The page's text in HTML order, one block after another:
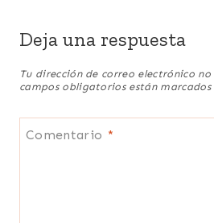
Deja una respuesta
Tu dirección de correo electrónico
campos obligatorios están marcados
Comentario *